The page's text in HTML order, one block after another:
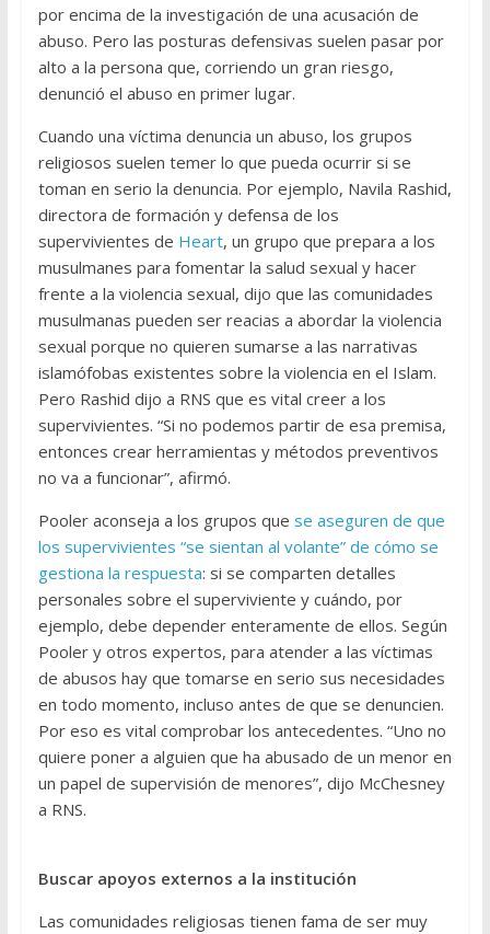
por encima de la investigación de una acusación de
abuso. Pero las posturas defensivas suelen pasar por
alto a la persona que, corriendo un gran riesgo,
denunció el abuso en primer lugar.
Cuando una víctima denuncia un abuso, los grupos
religiosos suelen temer lo que pueda ocurrir si se
toman en serio la denuncia. Por ejemplo, Navila Rashid,
directora de formación y defensa de los
supervivientes de Heart, un grupo que prepara a los
musulmanes para fomentar la salud sexual y hacer
frente a la violencia sexual, dijo que las comunidades
musulmanas pueden ser reacias a abordar la violencia
sexual porque no quieren sumarse a las narrativas
islamófobas existentes sobre la violencia en el Islam.
Pero Rashid dijo a RNS que es vital creer a los
supervivientes. “Si no podemos partir de esa premisa,
entonces crear herramientas y métodos preventivos
no va a funcionar”, afirmó.
Pooler aconseja a los grupos que se aseguren de que
los supervivientes “se sientan al volante” de cómo se
gestiona la respuesta: si se comparten detalles
personales sobre el superviviente y cuándo, por
ejemplo, debe depender enteramente de ellos. Según
Pooler y otros expertos, para atender a las víctimas
de abusos hay que tomarse en serio sus necesidades
en todo momento, incluso antes de que se denuncien.
Por eso es vital comprobar los antecedentes. “Uno no
quiere poner a alguien que ha abusado de un menor en
un papel de supervisión de menores”, dijo McChesney
a RNS.
Buscar apoyos externos a la institución
Las comunidades religiosas tienen fama de ser muy